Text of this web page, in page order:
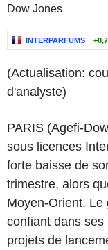
Dow Jones
INTERPARFUMS
(Actualisation:
d'analyste)
PARIS (Agefi-
sous licences
forte baisse de
trimestre, alors
Moyen-Orient. Le
confiant dans
projets de